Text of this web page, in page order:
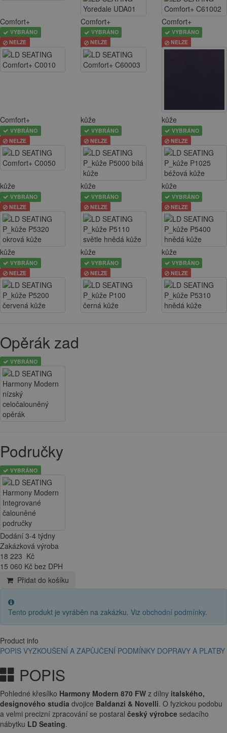
Comfort+
VYBRÁNO
NELZE
Comfort+
VYBRÁNO
NELZE
Comfort+
VYBRÁNO
NELZE
Comfort+
VYBRÁNO
NELZE
kůže
VYBRÁNO
NELZE
kůže
VYBRÁNO
NELZE
kůže
VYBRÁNO
NELZE
kůže
VYBRÁNO
NELZE
kůže
VYBRÁNO
NELZE
kůže
VYBRÁNO
NELZE
kůže
VYBRÁNO
NELZE
kůže
VYBRÁNO
NELZE
Opěrák zad
VYBRÁNO
Područky
VYBRÁNO
Dodání 3-4 týdny
Zakázková výroba
18 223 Kč
15 060 Kč bez DPH
Přidat do košíku
Tento produkt je vyráběn na zakázku. Viz obchodní podmínky.
Product info
POPIS VYZKOUŠENÍ A ZAPŮJČENÍ PODMÍNKY DOPRAVY A PLATBY
POPIS
Pohledné křesílko Harmony Modern 870 FW z dílny italského,
designového studia dvojice Baldanzi & Novelli. O fyzickou podobu
a velmi precizní zpracování se postaral český výrobce sedacího
nábytku LD Seating.